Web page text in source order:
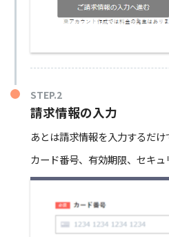
STEP.2
請求情報の入力
あとは請求情報を入力するだけ
カード番号、有効期限、セキ